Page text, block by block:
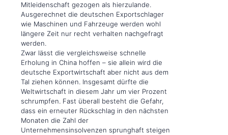
Mitleidenschaft gezogen als hierzulande.
Ausgerechnet die deutschen Exportschlager
wie Maschinen und Fahrzeuge werden wohl
längere Zeit nur recht verhalten nachgefragt
werden.
Zwar lässt die vergleichsweise schnelle
Erholung in China hoffen – sie allein wird die
deutsche Exportwirtschaft aber nicht aus dem
Tal ziehen können. Insgesamt dürfte die
Weltwirtschaft in diesem Jahr um vier Prozent
schrumpfen. Fast überall besteht die Gefahr,
dass ein erneuter Rückschlag in den nächsten
Monaten die Zahl der
Unternehmensinsolvenzen sprunghaft steigen